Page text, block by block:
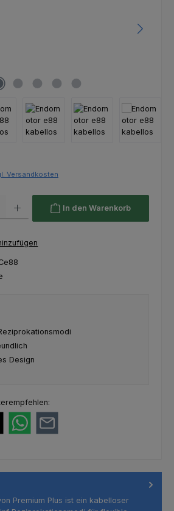
Versandkosten
In den Warenkorb
Design
Premium Plus ist ein kabelloser